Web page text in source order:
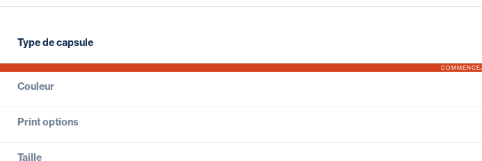
Type de capsule
Couleur
Print options
Taille